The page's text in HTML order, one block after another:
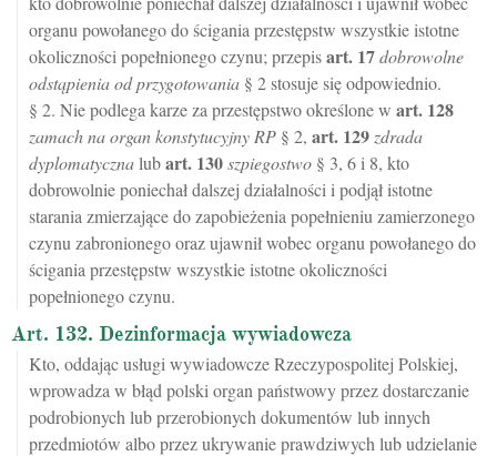
organu powołanego do ścigania przestępstw wszystkie istotne
okoliczności popełnionego czynu; przepisart. 17dobrowolne
odstąpienia od przygotowania § 2 stosuje się odpowiednio.
§ 2. Nie podlega karze za przestępstwo określone w art. 128
zamach na organ konstytucyjny RP § 2, art. 129 zdrada
dyplomatycznalubart. 130szpiegostwo § 3, 6 i 8, kto
dobrowolnie poniechał dalszej działalności i podjął istotne
starania zmierzające do zapobieżenia popełnieniu zamierzonego
czynu zabronionego oraz ujawnił wobec organu powołanego do
ścigania przestępstw wszystkie istotne okoliczności
popełnionego czynu.
Art. 132. Dezinformacja wywiadowcza
Kto, oddając usługi wywiadowcze Rzeczypospolitej Polskiej,
wprowadza w błąd polski organ państwowy przez dostarczanie
podrobionych lub przerobionych dokumentów lub innych
przedmiotów albo przez ukrywanie prawdziwych lub udzielanie